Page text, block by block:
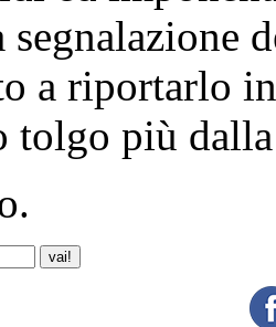
segnalazione
a riportarlo
tolgo più